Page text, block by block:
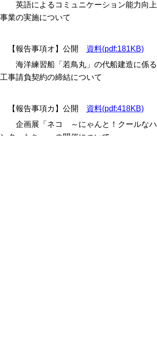
英語によるコミュニケーション能力向上
事業の実施について
【報告事項オ】公開 資料(pdf:181KB)
海洋練習船「若鳥丸」の代船建造に係る
工事請負契約の締結について
【報告事項カ】公開 資料(pdf:418KB)
企画展「ネコ ～にゃんと！クールなハ
ンターたち～」の開催について